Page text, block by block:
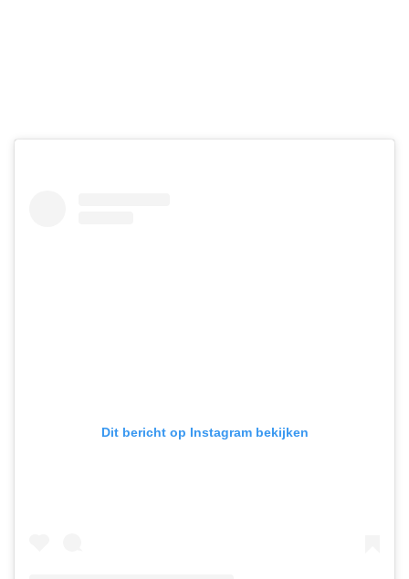
Dit bericht op Instagram bekijken